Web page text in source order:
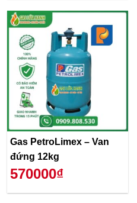
Gas PetroLimex – Van
đứng 12kg
570000₫